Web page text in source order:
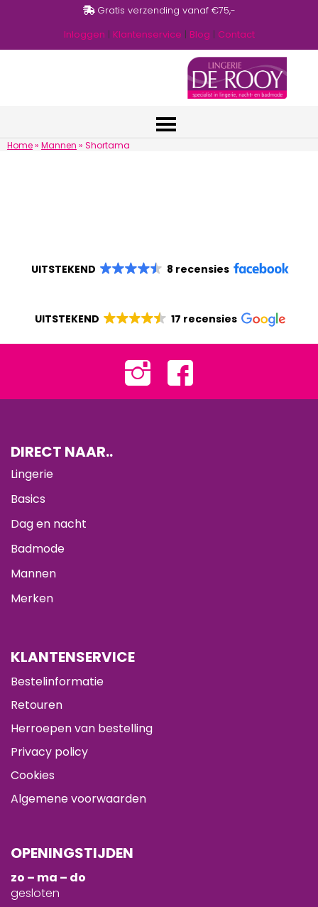
Gratis verzending vanaf €75,-
Inloggen | Klantenservice | Blog | Contact
Home» Mannen » Shortama
UITSTEKEND 8 recensies
UITSTEKEND 17 recensies
DIRECT NAAR..
Lingerie
Basics
Dag en nacht
Badmode
Mannen
Merken
KLANTENSERVICE
Bestelinformatie
Retouren
Herroepen van bestelling
Privacy policy
Cookies
Algemene voorwaarden
OPENINGSTIJDEN
zo – ma – do
gesloten